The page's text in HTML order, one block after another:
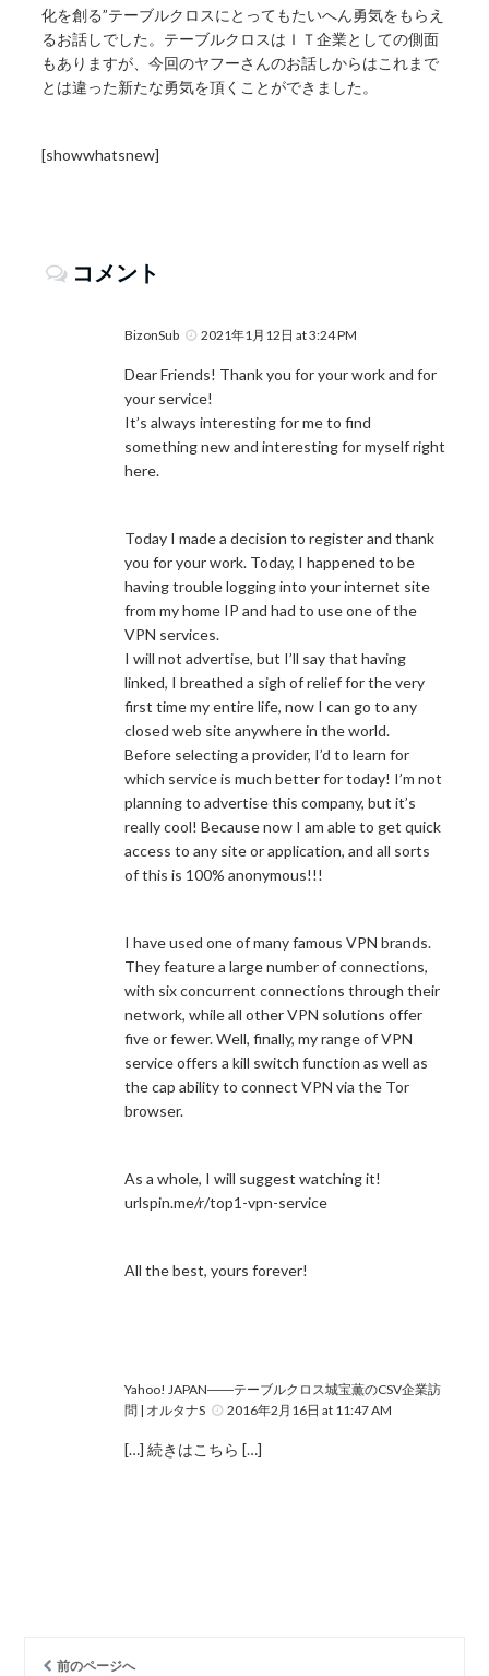
化を創る”テーブルクロスにとってもたいへん勇気をもらえ
るお話しでした。テーブルクロスはＩＴ企業としての側面
もありますが、今回のヤフーさんのお話しからはこれまで
とは違った新たな勇気を頂くことができました。
[showwhatsnew]
コメント
BizonSub 2021年1月12日 at 3:24 PM
Dear Friends! Thank you for your work and for
your service!
It’s always interesting for me to find
something new and interesting for myself right
here.
Today I made a decision to register and thank
you for your work. Today, I happened to be
having trouble logging into your internet site
from my home IP and had to use one of the
VPN services.
I will not advertise, but I’ll say that having
linked, I breathed a sigh of relief for the very
first time my entire life, now I can go to any
closed web site anywhere in the world.
Before selecting a provider, I’d to learn for
which service is much better for today! I’m not
planning to advertise this company, but it’s
really cool! Because now I am able to get quick
access to any site or application, and all sorts
of this is 100% anonymous!!!
I have used one of many famous VPN brands.
They feature a large number of connections,
with six concurrent connections through their
network, while all other VPN solutions offer
five or fewer. Well, finally, my range of VPN
service offers a kill switch function as well as
the cap ability to connect VPN via the Tor
browser.
As a whole, I will suggest watching it!
urlspin.me/r/top1-vpn-service
All the best, yours forever!
Yahoo! JAPAN――テーブルクロス城宝薫のCSV企業訪
問 | オルタナS
2016年2月16日 at 11:47 AM
[…] 続きはこちら […]
前のページへ